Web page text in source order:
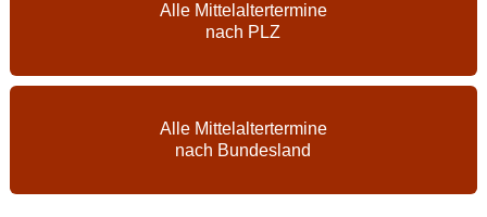
Alle Mittelaltertermine
nach PLZ
Alle Mittelaltertermine
nach Bundesland